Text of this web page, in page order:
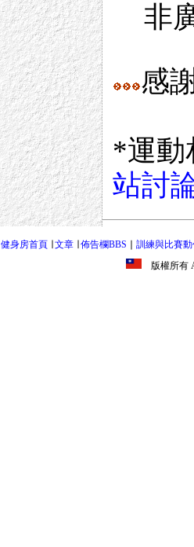
非
感
*運動
站討
健身房首頁∣ 文章∣ 佈告欄BBS
訓練與比賽動
版權所有